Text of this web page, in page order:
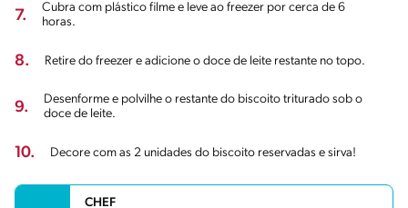
7.
Cubra com plástico filme e leve ao freezer por cerca de 6
horas.
8. Retire do freezer e adicione o doce de leite restante no topo.
9.
Desenforme e polvilhe o restante do biscoito triturado sob o
doce de leite.
10. Decore com as 2 unidades do biscoito reservadas e sirva!
CHEF